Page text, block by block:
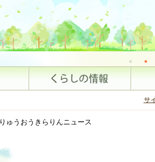
サ
りゅうおうきらりんニュース